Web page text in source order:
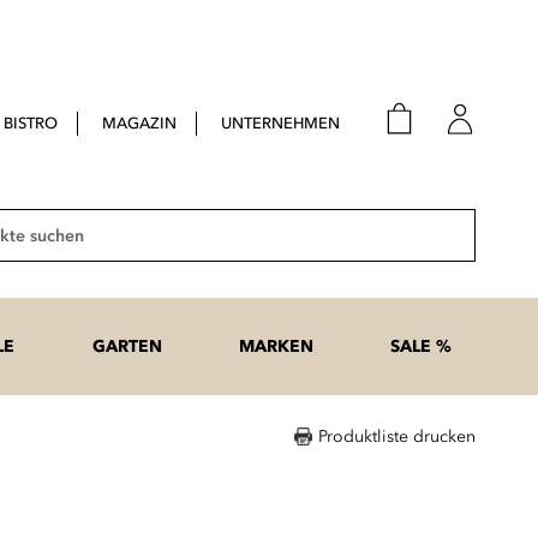
BISTRO MAGAZIN UNTERNEHMEN
Suche
GARTEN MARKEN SALE %
Produktliste drucken